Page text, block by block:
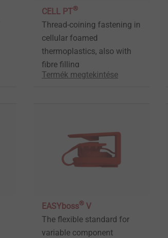
CELL PT®
Thread-coining fastening in
cellular foamed
thermoplastics, also with
fibre filling
Termék megtekintése
EASYboss®V
The flexible standard for
variable component